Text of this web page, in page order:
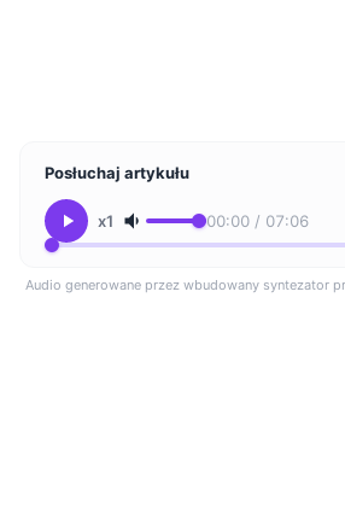
Posłuchaj artykułu
x1 00:00 / 07:06
Audio generowane przez wbudowany syntezator